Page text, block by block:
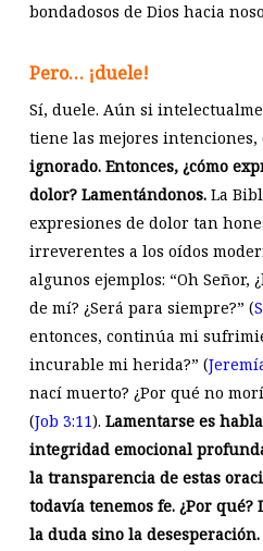
bondadosos de Dios hacia
Pero… ¡duele!
Sí, duele. Aún si
tiene las mejores intenciones,
ignorado. Entonces, ¿cómo
dolor? Lamentándonos.La
expresiones de dolor tan
irreverentes a los oídos
algunos ejemplos: “Oh Señor,
de mí? ¿Será para siempre?” (
entonces, continúa mi
incurable mi herida?” (
nací muerto? ¿Por qué no
(Job 3:11). Lamentarse es
integridad emocional
la transparencia de estas
todavía tenemos fe. ¿Por qué?
la duda sino la desesperación.